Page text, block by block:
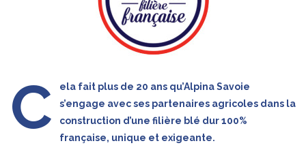
C
ela fait plus de 20 ans qu’Alpina Savoie
s’engage avec ses partenaires agricoles dans la
construction d’une filière blé dur 100%
française, unique et exigeante.